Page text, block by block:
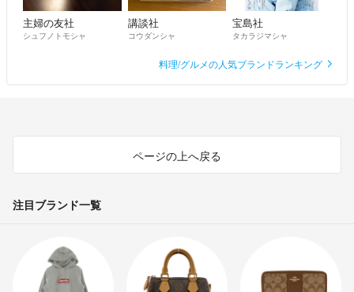
主婦の友社
シュフノトモシャ
講談社
コウダンシャ
宝島社
タカラジマシャ
料理/グルメの人気ブランドランキング
ページの上へ戻る
注目ブランド一覧